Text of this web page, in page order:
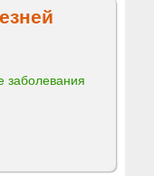
заболевания